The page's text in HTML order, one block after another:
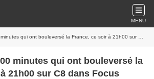
MENU
qui ont bouleversé la France, ce soir à 21h00 sur C8 dans Focus
minutes qui ont bouleversé la
21h00 sur C8 dans Focus